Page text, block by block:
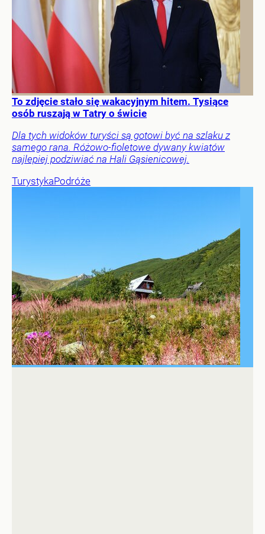
To zdjęcie stało się wakacyjnym hitem. Tysiące
osób ruszają w Tatry o świcie
Dla tych widoków turyści są gotowi być na szlaku z
samego rana. Różowo-fioletowe dywany kwiatów
najlepiej podziwiać na Hali Gąsienicowej.
TurystykaPodróże